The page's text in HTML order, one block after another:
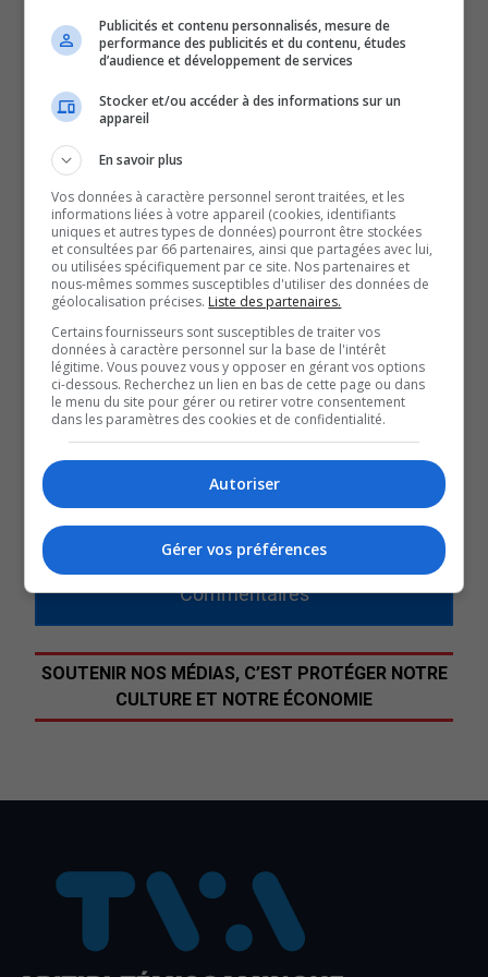
d’une annonce de 242 logements, un peu partout dans la
région, mentionne la ministre et députée fédérale
d’Abitibi-Baie-James-Nunavik Eeyou, Mandy Gull-Masty.
Le fédéral dit que c’est une nouvelle façon de faire, en
travaillant ensemble avec les gouvernements pour
accélérer la construction de logements, explique Karine
Boivin-Roy, la ministre de l’Habitation.
Du côté de la Ville de Malartic, le maire, Martin Ferron,
valorise l’impact concret de ce projet, autant pour les
familles déjà installées que pour les nouveaux
travailleurs qui souhaitent s’établir dans la région.
Mais au-delà des nouvelles unités, le projet pourrait
aussi avoir un impact direct en enlevant de la pression
sur les prix des autres loyers de la ville.
Le projet de 108 logements d’Accès Patrimmo sera prêt à
accueillir ses premiers locataires à l’hiver 2027.
QUESTION DU JOUR
Commentaires
SOUTENIR NOS MÉDIAS, C’EST PROTÉGER NOTRE
CULTURE ET NOTRE ÉCONOMIE
Publicités et contenu personnalisés, mesure de
performance des publicités et du contenu, études
d’audience et développement de services
Stocker et/ou accéder à des informations sur un
appareil
En savoir plus
Vos données à caractère personnel seront traitées, et les
informations liées à votre appareil (cookies, identifiants
uniques et autres types de données) pourront être stockées
et consultées par 66 partenaires, ainsi que partagées avec lui,
ou utilisées spécifiquement par ce site. Nos partenaires et
nous-mêmes sommes susceptibles d'utiliser des données de
géolocalisation précises. Liste des partenaires.
Certains fournisseurs sont susceptibles de traiter vos
données à caractère personnel sur la base de l'intérêt
légitime. Vous pouvez vous y opposer en gérant vos options
ci-dessous. Recherchez un lien en bas de cette page ou dans
le menu du site pour gérer ou retirer votre consentement
dans les paramètres des cookies et de confidentialité.
Autoriser
Gérer vos préférences